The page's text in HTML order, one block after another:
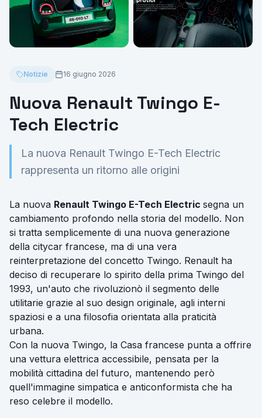
Notizie 16 giugno 2026
Nuova Renault Twingo E-
Tech Electric
La nuova Renault Twingo E-Tech Electric
rappresenta un ritorno alle origini
La nuova Renault Twingo E-Tech Electric segna un
cambiamento profondo nella storia del modello. Non
si tratta semplicemente di una nuova generazione
della citycar francese, ma di una vera
reinterpretazione del concetto Twingo. Renault ha
deciso di recuperare lo spirito della prima Twingo del
1993, un'auto che rivoluzionò il segmento delle
utilitarie grazie al suo design originale, agli interni
spaziosi e a una filosofia orientata alla praticità
urbana.
Con la nuova Twingo, la Casa francese punta a offrire
una vettura elettrica accessibile, pensata per la
mobilità cittadina del futuro, mantenendo però
quell'immagine simpatica e anticonformista che ha
reso celebre il modello.